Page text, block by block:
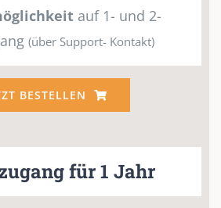
auf 1- und 2-
(über Support- Kontakt)
BESTELLEN
für 1 Jahr